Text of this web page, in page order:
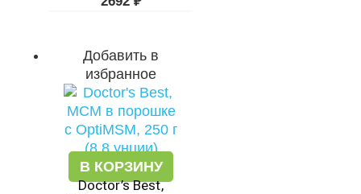
Добавить в
избранное
В КОРЗИНУ
Doctor’s Best,